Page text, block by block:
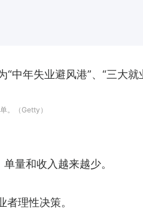
年失业避风港”、“三大就
。（Getty）
量和收入越来越少。
理性决策。